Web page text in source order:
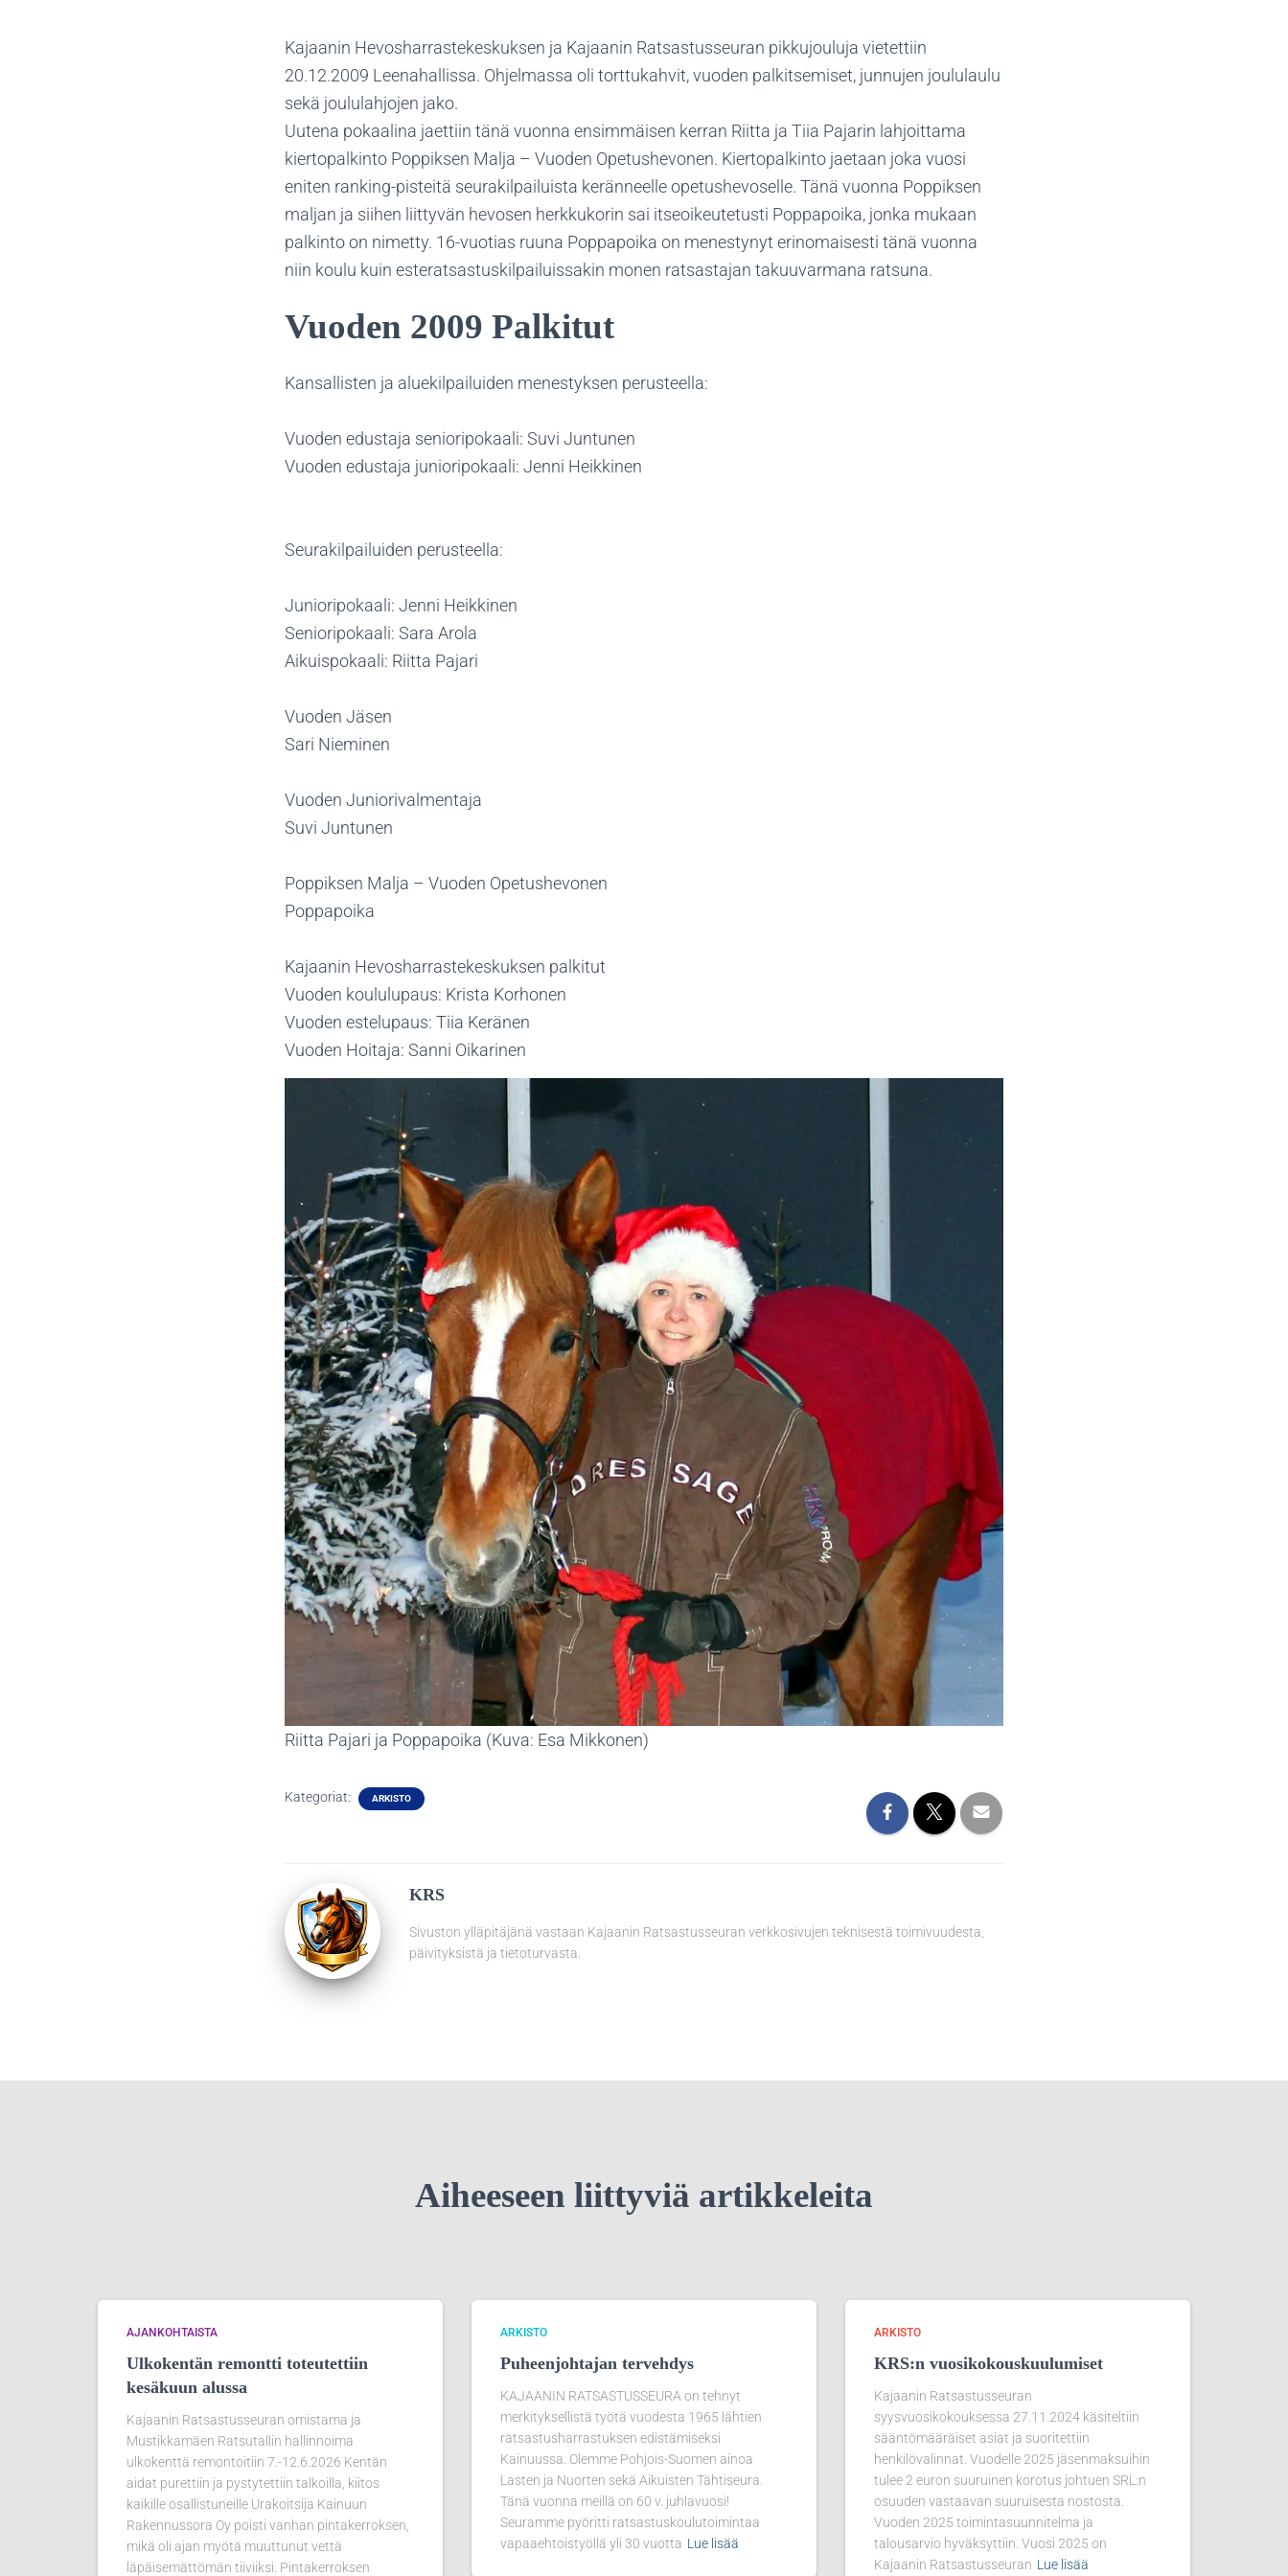
Kajaanin Hevosharrastekeskuksen ja Kajaanin Ratsastusseuran pikkujouluja vietettiin
20.12.2009 Leenahallissa. Ohjelmassa oli torttukahvit, vuoden palkitsemiset, junnujen joululaulu
sekä joululahjojen jako.
Uutena pokaalina jaettiin tänä vuonna ensimmäisen kerran Riitta ja Tiia Pajarin lahjoittama
kiertopalkinto Poppiksen Malja – Vuoden Opetushevonen. Kiertopalkinto jaetaan joka vuosi
eniten ranking-pisteitä seurakilpailuista keränneelle opetushevoselle. Tänä vuonna Poppiksen
maljan ja siihen liittyvän hevosen herkkukorin sai itseoikeutetusti Poppapoika, jonka mukaan
palkinto on nimetty. 16-vuotias ruuna Poppapoika on menestynyt erinomaisesti tänä vuonna
niin koulu kuin esteratsastuskilpailuissakin monen ratsastajan takuuvarmana ratsuna.
Vuoden 2009 Palkitut
Kansallisten ja aluekilpailuiden menestyksen perusteella:
Vuoden edustaja senioripokaali: Suvi Juntunen
Vuoden edustaja junioripokaali: Jenni Heikkinen
Seurakilpailuiden perusteella:
Junioripokaali: Jenni Heikkinen
Senioripokaali: Sara Arola
Aikuispokaali: Riitta Pajari
Vuoden Jäsen
Sari Nieminen
Vuoden Juniorivalmentaja
Suvi Juntunen
Poppiksen Malja – Vuoden Opetushevonen
Poppapoika
Kajaanin Hevosharrastekeskuksen palkitut
Vuoden koululupaus: Krista Korhonen
Vuoden estelupaus: Tiia Keränen
Vuoden Hoitaja: Sanni Oikarinen
Riitta Pajari ja Poppapoika (Kuva: Esa Mikkonen)
Kategoriat: ARKISTO
KRS
Sivuston ylläpitäjänä vastaan Kajaanin Ratsastusseuran verkkosivujen teknisestä toimivuudesta,
päivityksistä ja tietoturvasta.
Aiheeseen liittyviä artikkeleita
AJANKOHTAISTA
Ulkokentän remontti toteutettiin
kesäkuun alussa
Kajaanin Ratsastusseuran omistama ja
Mustikkamäen Ratsutallin hallinnoima
ulkokenttä remontoitiin 7.-12.6.2026 Kentän
aidat purettiin ja pystytettiin talkoilla, kiitos
kaikille osallistuneille Urakoitsija Kainuun
Rakennussora Oy poisti vanhan pintakerroksen,
mikä oli ajan myötä muuttunut vettä
läpäisemättömän tiiviiksi. Pintakerroksen
ARKISTO
Puheenjohtajan tervehdys
KAJAANIN RATSASTUSSEURA on tehnyt
merkityksellistä työtä vuodesta 1965 lähtien
ratsastusharrastuksen edistämiseksi
Kainuussa. Olemme Pohjois-Suomen ainoa
Lasten ja Nuorten sekä Aikuisten Tähtiseura.
Tänä vuonna meillä on 60 v. juhlavuosi!
Seuramme pyöritti ratsastuskoulutoimintaa
vapaaehtoistyöllä yli 30 vuotta Lue lisää
ARKISTO
KRS:n vuosikokouskuulumiset
Kajaanin Ratsastusseuran
syysvuosikokouksessa 27.11.2024 käsiteltiin
sääntömääräiset asiat ja suoritettiin
henkilövalinnat. Vuodelle 2025 jäsenmaksuihin
tulee 2 euron suuruinen korotus johtuen SRL:n
osuuden vastaavan suuruisesta nostosta.
Vuoden 2025 toimintasuunnitelma ja
talousarvio hyväksyttiin. Vuosi 2025 on
Kajaanin Ratsastusseuran Lue lisää